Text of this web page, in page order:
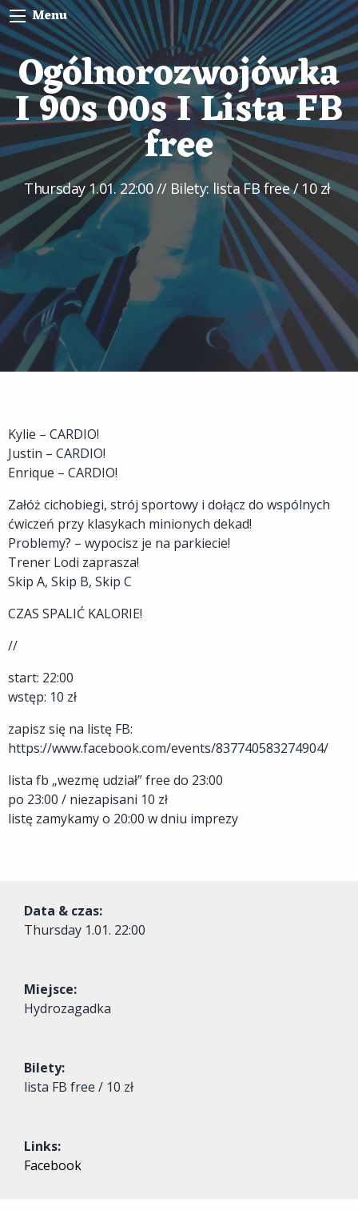
Menu
Ogólnorozwojówka
I 90s 00s I Lista FB
free
Thursday1.01. 22:00// Bilety: lista FB free / 10 zł
Kylie – CARDIO!
Justin – CARDIO!
Enrique – CARDIO!
Załóż cichobiegi, strój sportowy i dołącz do wspólnych
ćwiczeń przy klasykach minionych dekad!
Problemy? – wypocisz je na parkiecie!
Trener Lodi zaprasza!
Skip A, Skip B, Skip C
CZAS SPALIĆ KALORIE!
//
start: 22:00
wstęp: 10 zł
zapisz się na listę FB:
https://www.facebook.com/events/837740583274904/
lista fb „wezmę udział” free do 23:00
po 23:00 / niezapisani 10 zł
listę zamykamy o 20:00 w dniu imprezy
Data & czas:
Thursday 1.01. 22:00
Miejsce:
Hydrozagadka
Bilety:
lista FB free / 10 zł
Links:
Facebook